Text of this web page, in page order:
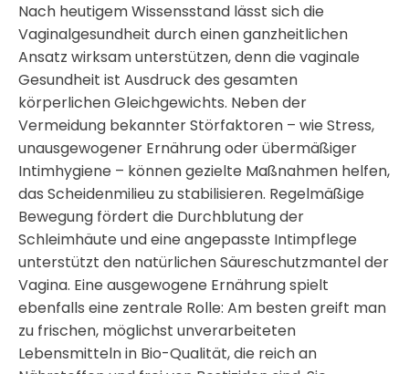
Nach heutigem Wissensstand lässt sich die
Vaginalgesundheit durch einen ganzheitlichen
Ansatz wirksam unterstützen, denn die vaginale
Gesundheit ist Ausdruck des gesamten
körperlichen Gleichgewichts. Neben der
Vermeidung bekannter Störfaktoren – wie Stress,
unausgewogener Ernährung oder übermäßiger
Intimhygiene – können gezielte Maßnahmen helfen,
das Scheidenmilieu zu stabilisieren. Regelmäßige
Bewegung fördert die Durchblutung der
Schleimhäute und eine angepasste Intimpflege
unterstützt den natürlichen Säureschutzmantel der
Vagina. Eine ausgewogene Ernährung spielt
ebenfalls eine zentrale Rolle: Am besten greift man
zu frischen, möglichst unverarbeiteten
Lebensmitteln in Bio-Qualität, die reich an